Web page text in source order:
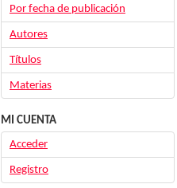
Por fecha de publicación
Autores
Títulos
Materias
MI CUENTA
Acceder
Registro